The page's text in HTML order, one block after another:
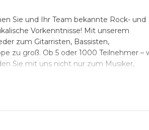
Sie und Ihr Team bekannte Rock- und
Vorkenntnisse! Mit unserem
zum Gitarristen, Bassisten,
zu groß. Ob 5 oder 1000 Teilnehmer –
Sie mit uns nicht nur zum Musiker,